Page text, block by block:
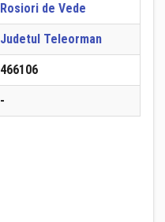
Rosiori de Vede
Judetul Teleorman
466106
-